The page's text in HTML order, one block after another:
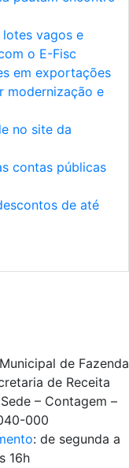
vagos e
o E-Fisc
em exportações
modernização e
no site da
contas públicas
de até
de Fazenda
de Receita
– Contagem –
000
: de segunda a
16h